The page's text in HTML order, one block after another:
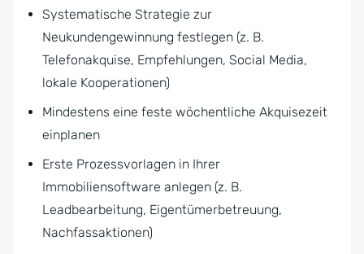
Systematische Strategie zur
Neukundengewinnung festlegen (z. B.
Telefonakquise, Empfehlungen, Social Media,
lokale Kooperationen)
Mindestens eine feste wöchentliche Akquisezeit
einplanen
Erste Prozessvorlagen in Ihrer
Immobiliensoftware anlegen (z. B.
Leadbearbeitung, Eigentümerbetreuung,
Nachfassaktionen)